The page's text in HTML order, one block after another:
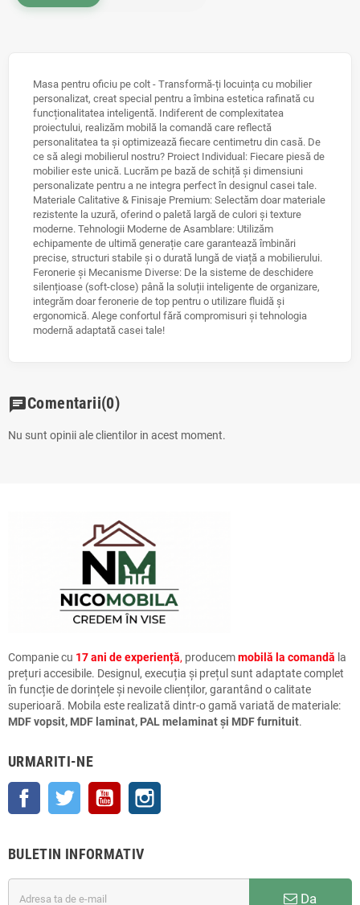
Masa pentru oficiu pe colt - Transformă-ți locuința cu mobilier
personalizat, creat special pentru a îmbina estetica rafinată cu
funcționalitatea inteligentă. Indiferent de complexitatea
proiectului, realizăm mobilă la comandă care reflectă
personalitatea ta și optimizează fiecare centimetru din casă. De
ce să alegi mobilierul nostru? Proiect Individual: Fiecare piesă de
mobilier este unică. Lucrăm pe bază de schiță și dimensiuni
personalizate pentru a ne integra perfect în designul casei tale.
Materiale Calitative & Finisaje Premium: Selectăm doar materiale
rezistente la uzură, oferind o paletă largă de culori și texture
moderne. Tehnologii Moderne de Asamblare: Utilizăm
echipamente de ultimă generație care garantează îmbinări
precise, structuri stabile și o durată lungă de viață a mobilierului.
Feronerie și Mecanisme Diverse: De la sisteme de deschidere
silențioase (soft-close) până la soluții inteligente de organizare,
integrăm doar feronerie de top pentru o utilizare fluidă și
ergonomică. Alege confortul fără compromisuri și tehnologia
modernă adaptată casei tale!
chatComentarii(0)
Nu sunt opinii ale clientilor in acest moment.
Companie cu 17 ani de experiență, producemmobilă la comandă la
prețuri accesibile. Designul, execuția și prețul sunt adaptate complet
în funcție de dorințele și nevoile clienților, garantând o calitate
superioară. Mobila este realizată dintr-o gamă variată de materiale:
MDF vopsit, MDF laminat, PAL melaminat și MDF furnituit.
URMARITI-NE
Facebook Twitter YouTube
BULETIN INFORMATIV
Da